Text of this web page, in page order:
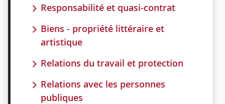
Responsabilité et quasi-contrat
Biens - propriété littéraire et
artistique
Relations du travail et protection
Relations avec les personnes
publiques